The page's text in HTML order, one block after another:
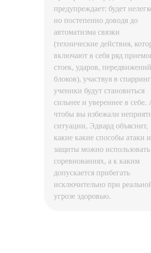
предупреждает: будет
но постепенно доводя до
автоматизма связки
(технические действия,
включают в себя ряд
стоек, ударов,
блоков), участвуя в
ученики будут становиться
сильнее и увереннее в себе.
чтобы вы избежали
ситуации, Эдвард объяснит,
какие какие способы атаки и
защиты можно использовать
соревнованиях, а к каким
допускается прибегать
исключительно при
угрозе здоровью.